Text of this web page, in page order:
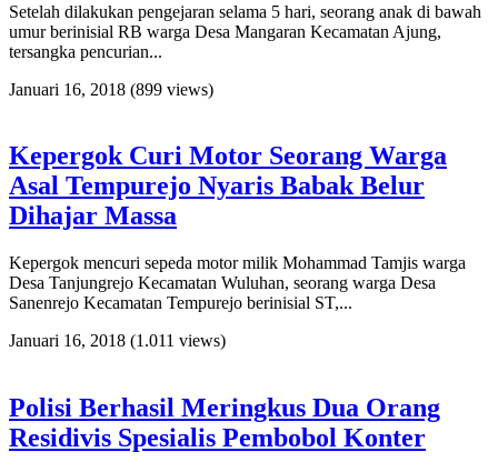
Setelah dilakukan pengejaran selama 5 hari, seorang anak di bawah
umur berinisial RB warga Desa Mangaran Kecamatan Ajung,
tersangka pencurian...
Januari 16, 2018 (899 views)
Kepergok Curi Motor Seorang Warga
Asal Tempurejo Nyaris Babak Belur
Dihajar Massa
Kepergok mencuri sepeda motor milik Mohammad Tamjis warga
Desa Tanjungrejo Kecamatan Wuluhan, seorang warga Desa
Sanenrejo Kecamatan Tempurejo berinisial ST,...
Januari 16, 2018 (1.011 views)
Polisi Berhasil Meringkus Dua Orang
Residivis Spesialis Pembobol Konter